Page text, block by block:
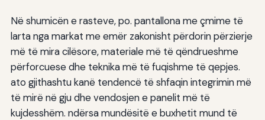
Në shumicën e rasteve, po. pantallona me çmime të
larta nga markat me emër zakonisht përdorin përzierje
më të mira cilësore, materiale më të qëndrueshme
përforcuese dhe teknika më të fuqishme të qepjes.
ato gjithashtu kanë tendencë të shfaqin integrimin më
të mirë në gju dhe vendosjen e panelit më të
kujdesshëm. ndërsa mundësitë e buxhetit mund të